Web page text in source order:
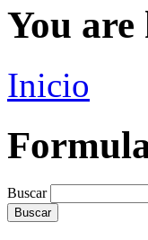
You are
Inicio
Buscar